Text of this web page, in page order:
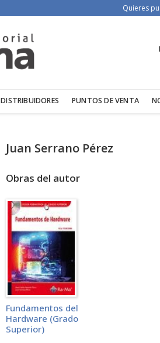
Quieres
DISTRIBUIDORES PUNTOS DE VENTA
Juan Serrano Pérez
Obras del autor
Fundamentos del
Hardware (Grado
Superior)